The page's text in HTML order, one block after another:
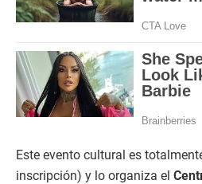
Este evento cultural es
inscripción) y lo organiza el